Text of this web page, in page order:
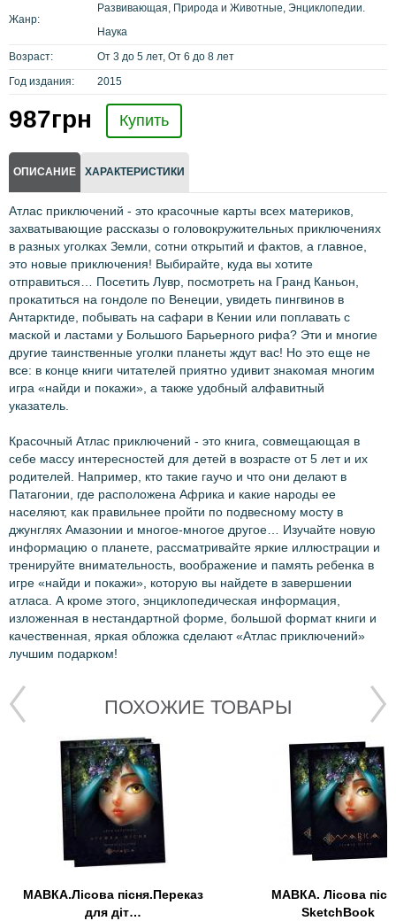
Жанр:
Развивающая, Природа и Животные, Энциклопедии.
Наука
Возраст:
От 3 до 5 лет, От 6 до 8 лет
Год издания:
2015
987грн Купить
ОПИСАНИЕ ХАРАКТЕРИСТИКИ
Атлас приключений - это красочные карты всех материков,
захватывающие рассказы о головокружительных приключениях
в разных уголках Земли, сотни открытий и фактов, а главное,
это новые приключения! Выбирайте, куда вы хотите
отправиться… Посетить Лувр, посмотреть на Гранд Каньон,
прокатиться на гондоле по Венеции, увидеть пингвинов в
Антарктиде, побывать на сафари в Кении или поплавать с
маской и ластами у Большого Барьерного рифа? Эти и многие
другие таинственные уголки планеты ждут вас! Но это еще не
все: в конце книги читателей приятно удивит знакомая многим
игра «найди и покажи», а также удобный алфавитный
указатель.
Красочный Атлас приключений - это книга, совмещающая в
себе массу интересностей для детей в возрасте от 5 лет и их
родителей. Например, кто такие гаучо и что они делают в
Патагонии, где расположена Африка и какие народы ее
населяют, как правильнее пройти по подвесному мосту в
джунглях Амазонии и многое-многое другое… Изучайте новую
информацию о планете, рассматривайте яркие иллюстрации и
тренируйте внимательность, воображение и память ребенка в
игре «найди и покажи», которую вы найдете в завершении
атласа. А кроме этого, энциклопедическая информация,
изложенная в нестандартной форме, большой формат книги и
качественная, яркая обложка сделают «Атлас приключений»
лучшим подарком!
ПОХОЖИЕ ТОВАРЫ
МАВКА.Лісова пісня.Переказ
для діт…
МАВКА. Лісова
SketchBook